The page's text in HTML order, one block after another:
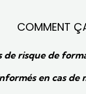
COMMENT
de risque de
en cas de